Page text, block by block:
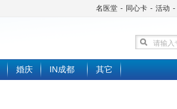
名医堂 - 同心卡 - 活动 -
婚庆 IN成都 其它